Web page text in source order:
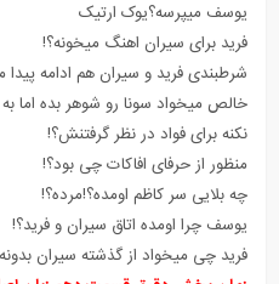
یوسف میپرسه؟یوک ارتیک
فرید برای سیران اهنگ میخونه؟!
شرطبندی فرید و سیران هم ادامه پیدا
خالص میخواد سونا رو شوهر بده اما
نکنه برای فواد در نظر گرفتنش؟!
منظور از حرفای افاکات چی بود؟!
چه بلایی سر کاظم اومده؟!مرده؟!
یوسف چرا اومده اتاق سیران و فرید؟!
فرید چی میخواد از گذشته سیران